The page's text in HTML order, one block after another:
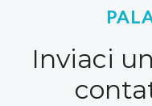
Inviaci